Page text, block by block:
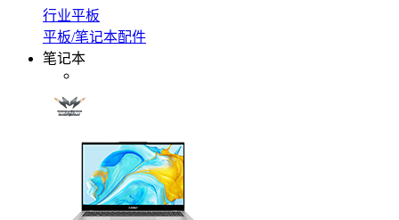
行业平板
平板/笔记本配件
笔记本